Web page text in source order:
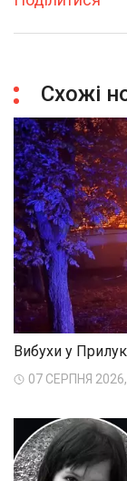
Схожі
Вибухи у
07 СЕРПНЯ